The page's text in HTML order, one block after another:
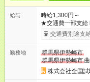
給与
時給1,300円～
★交通費一部支給 時給1,300円～ ※試験・役割により手当あり ※
勤務回数により
希望される場合
河合塾模擬試験
＝日収10,400円
合あり ・国家試
割手当＋100円）×6時
交通費別途支
勤務地
群馬県伊勢崎市
群馬県伊勢崎市
株式会社全国